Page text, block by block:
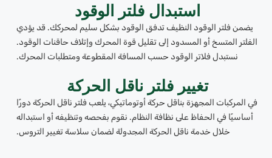
استبدال فلتر الوقود
يضمن فلتر الوقود النظيف تدفق الوقود بشكل سليم لمحركك. قد يؤدي
الفلتر المتسخ أو المسدود إلى تقليل قوة المحرك وإتلاف حاقنات الوقود.
نستبدل فلاتر الوقود حسب المسافة المقطوعة ومتطلبات المحرك.
تغيير فلتر ناقل الحركة
في المركبات المجهزة بناقل حركة أوتوماتيكي، يلعب فلتر ناقل الحركة دورًا
أساسيًا في الحفاظ على نظافة النظام. نقوم بفحصه وتنظيفه أو استبداله
خلال خدمة ناقل الحركة المجدولة لضمان سلاسة تغيير التروس.